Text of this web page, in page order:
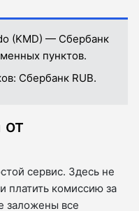
(KMD) — Сбербанк
пунктов.
Сбербанк RUB.
сервис. Здесь не
платить комиссию за
заложены все